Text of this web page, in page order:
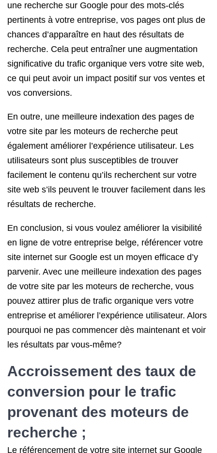
une recherche sur Google pour des mots-clés
pertinents à votre entreprise, vos pages ont plus de
chances d’apparaître en haut des résultats de
recherche. Cela peut entraîner une augmentation
significative du trafic organique vers votre site web,
ce qui peut avoir un impact positif sur vos ventes et
vos conversions.
En outre, une meilleure indexation des pages de
votre site par les moteurs de recherche peut
également améliorer l’expérience utilisateur. Les
utilisateurs sont plus susceptibles de trouver
facilement le contenu qu’ils recherchent sur votre
site web s’ils peuvent le trouver facilement dans les
résultats de recherche.
En conclusion, si vous voulez améliorer la visibilité
en ligne de votre entreprise belge, référencer votre
site internet sur Google est un moyen efficace d’y
parvenir. Avec une meilleure indexation des pages
de votre site par les moteurs de recherche, vous
pouvez attirer plus de trafic organique vers votre
entreprise et améliorer l’expérience utilisateur. Alors
pourquoi ne pas commencer dès maintenant et voir
les résultats par vous-même?
Accroissement des taux de
conversion pour le trafic
provenant des moteurs de
recherche ;
Le référencement de votre site internet sur Google